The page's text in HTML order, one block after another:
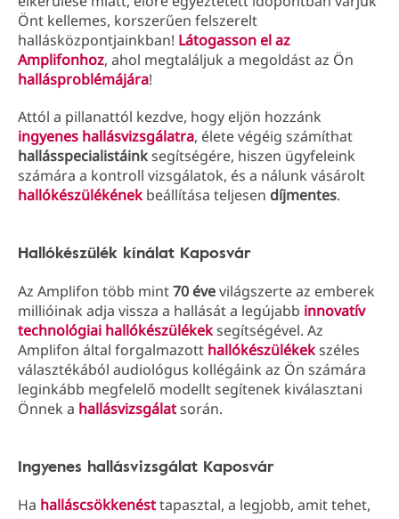
Önt kellemes, korszerűen felszerelt
hallásközpontjainkban! Látogasson el az
Amplifonhoz, ahol megtaláljuk a megoldást az Ön
hallásproblémájára!
Attól a pillanattól kezdve, hogy eljön hozzánk
ingyenes hallásvizsgálatra, élete végéig számíthat
hallásspecialistáinksegítségére, hiszen ügyfeleink
számára a kontroll vizsgálatok, és a nálunk vásárolt
hallókészülékénekbeállítása teljesen díjmentes.
Hallókészülék kínálat Kaposvár
Az Amplifon több mint70 évevilágszerte az emberek
millióinak adja vissza a hallását a legújabb innovatív
technológiai hallókészülékeksegítségével. Az
Amplifon által forgalmazott hallókészülékekszéles
választékából audiológus kollégáink az Ön számára
leginkább megfelelő modellt segítenek kiválasztani
Önnek a hallásvizsgálatsorán.
Ingyenes hallásvizsgálat Kaposvár
Ha halláscsökkenésttapasztal, a legjobb, amit tehet,